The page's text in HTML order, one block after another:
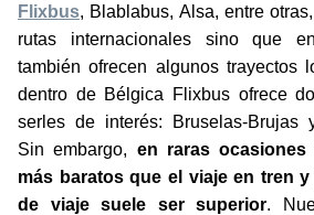
Flixbus, Blablabus, Alsa, entre
rutas internacionales sino que
también ofrecen algunos trayectos
dentro de Bélgica Flixbus ofrece
serles de interés: Bruselas-Brujas
Sin embargo, en raras
más baratos que el viaje en tren
de viaje suele ser superior.